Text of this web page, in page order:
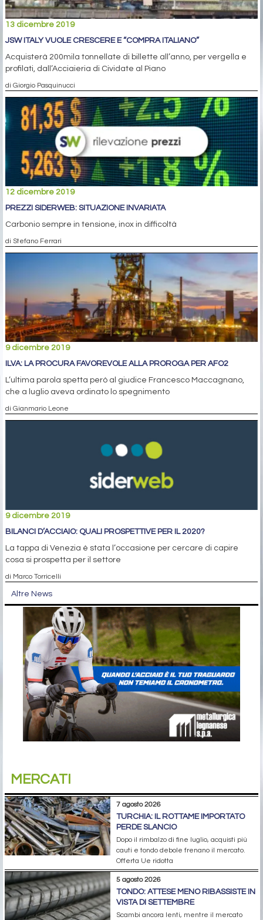
13 dicembre 2019
JSW ITALY VUOLE CRESCERE E “COMPRA ITALIANO”
Acquisterà 200mila tonnellate di billette all’anno, per vergella e
profilati, dall’Acciaieria di Cividate al Piano
di Giorgio Pasquinucci
12 dicembre 2019
PREZZI SIDERWEB: SITUAZIONE INVARIATA
Carbonio sempre in tensione, inox in difficoltà
di Stefano Ferrari
9 dicembre 2019
ILVA: LA PROCURA FAVOREVOLE ALLA PROROGA PER AFO2
L’ultima parola spetta però al giudice Francesco Maccagnano,
che a luglio aveva ordinato lo spegnimento
di Gianmario Leone
9 dicembre 2019
BILANCI D’ACCIAIO: QUALI PROSPETTIVE PER IL 2020?
La tappa di Venezia è stata l’occasione per cercare di capire
cosa si prospetta per il settore
di Marco Torricelli
Altre News
MERCATI
7 agosto 2026
TURCHIA: IL ROTTAME IMPORTATO
PERDE SLANCIO
Dopo il rimbalzo di fine luglio, acquisti più
cauti e tondo debole frenano il mercato.
Offerta Ue ridotta
5 agosto 2026
TONDO: ATTESE MENO RIBASSISTE IN
VISTA DI SETTEMBRE
Scambi ancora lenti, mentre il mercato